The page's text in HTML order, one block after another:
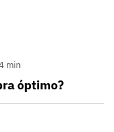
min
óptimo?